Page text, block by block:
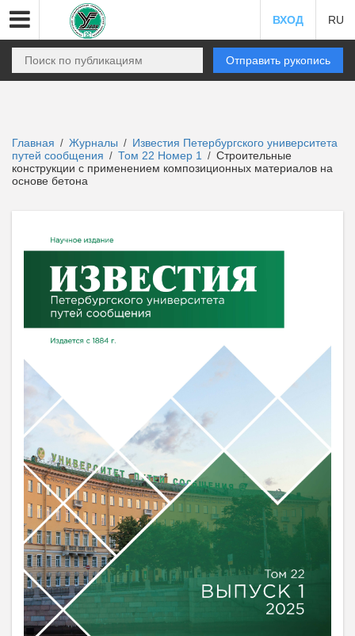
ВХОД RU
Отправить рукопись
Главная / Журналы / Известия Петербургского университета
путей сообщения / Том 22 Номер 1 / Строительные
конструкции с применением композиционных материалов на
основе бетона